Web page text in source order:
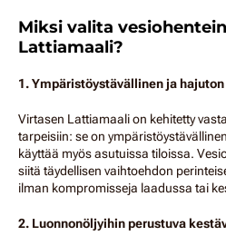
Miksi valita
Lattiamaali?
1. Ympäristöystävällinen ja hajuton
Virtasen Lattiamaali on kehitetty
tarpeisiin: se on
käyttää myös asutuissa tiloissa.
siitä täydellisen vaihtoehdon
ilman kompromisseja laadussa tai
2. Luonnonöljyihin perustuva